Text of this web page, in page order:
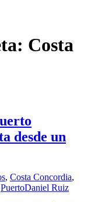
Costa
desde un
, Costa Concordia,
PuertoDaniel Ruiz